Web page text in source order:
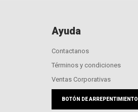
Ayuda
Contactanos
Términos y condiciones
Ventas Corporativas
BOTÓN DE ARREPENTIMIENTO